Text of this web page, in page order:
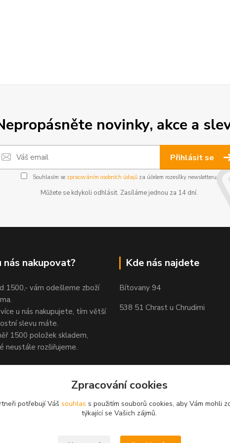
novinky, akce a
Přihlásit se
Souhlasím se zpracováním osobních údajůza účelem rozesílky newsletteru.
Můžete se kdykoli odhlásit. Zasíláme jednou za 14 dní.
nás nakupovat?
1500,- vám odešleme zboží
u nás nakupujete, tím větší
slevu máte.
1500 položek skladem,
neustále rozšiřujeme.
Kde nás najdete
Bítovany 94
538 51 Chrast u Chrudimi
Upravit sběr cookies.
Zpracování cookies
potřebují Váš souhlas s použitím souborů cookies, aby Vám mohli
týkající se Vašich zájmů.